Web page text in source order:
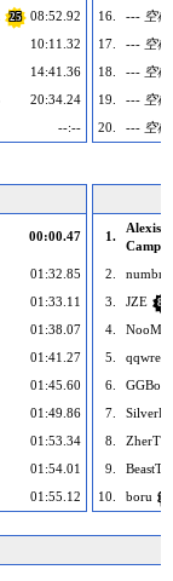
25
08:52.92
10:11.32
14:41.36
20:34.24
--:--
16.
--- 空
17.
--- 空
18.
--- 空
19.
--- 空
20.
--- 空
00:00.47
01:32.85
01:33.11
01:38.07
01:41.27
01:45.60
01:49.86
01:53.34
01:54.01
01:55.12
1.
Alexis
2.
numbrr
3.
JZE 88
4. NooM
5. qqwref
6.
7.
8.
9.
BeastT
10. boru